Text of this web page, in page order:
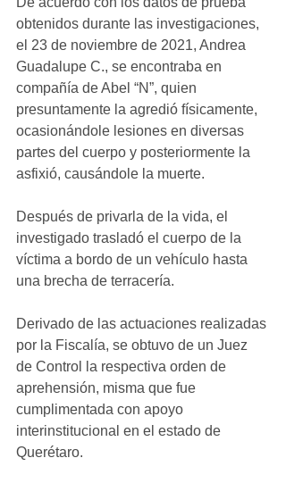
obtenidos durante las investigaciones,
el 23 de noviembre de 2021, Andrea
Guadalupe C., se encontraba en
compañía de Abel “N”, quien
presuntamente la agredió físicamente,
ocasionándole lesiones en diversas
partes del cuerpo y posteriormente la
asfixió, causándole la muerte.
Después de privarla de la vida, el
investigado trasladó el cuerpo de la
víctima a bordo de un vehículo hasta
una brecha de terracería.
Derivado de las actuaciones realizadas
por la Fiscalía, se obtuvo de un Juez
de Control la respectiva orden de
aprehensión, misma que fue
cumplimentada con apoyo
interinstitucional en el estado de
Querétaro.